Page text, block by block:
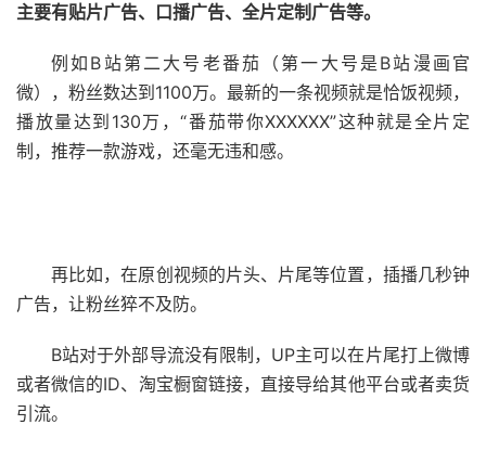
主要有贴片广告、口播广告、全片定制广告等。
例如B站第二大号老番茄（第一大号是B站漫画官
微），粉丝数达到1100万。最新的一条视频就是恰饭视频，
播放量达到130万，“番茄带你XXXXXX”这种就是全片定
制，推荐一款游戏，还毫无违和感。
再比如，在原创视频的片头、片尾等位置，插播几秒钟
广告，让粉丝猝不及防。
B站对于外部导流没有限制，UP主可以在片尾打上微博
或者微信的ID、淘宝橱窗链接，直接导给其他平台或者卖货
引流。